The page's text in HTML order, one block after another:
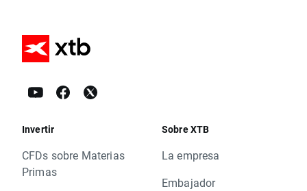
Invertir
CFDs sobre Materias
Primas
Sobre XTB
La empresa
Embajador